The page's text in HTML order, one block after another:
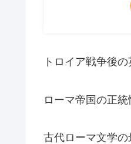
トロイア戦争後
ローマ帝国の正統
古代ローマ文学の